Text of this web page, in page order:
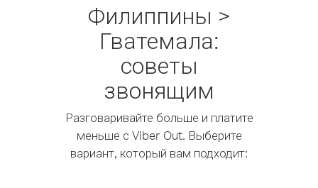
Филиппины >
Гватемала:
советы
звонящим
Разговаривайте больше и платите
меньше с Viber Out. Выберите
вариант, который вам подходит: